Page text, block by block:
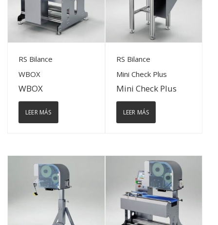
View Details
RS Bilance
WBOX
WBOX
LEER MÁS
View Details
RS Bilance
Mini Check Plus
Mini Check Plus
LEER MÁS